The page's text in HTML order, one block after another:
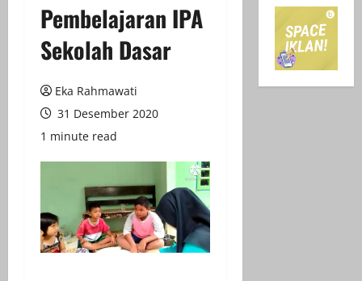
Pembelajaran IPA
Sekolah Dasar
Eka Rahmawati
31 Desember 2020
1 minute read